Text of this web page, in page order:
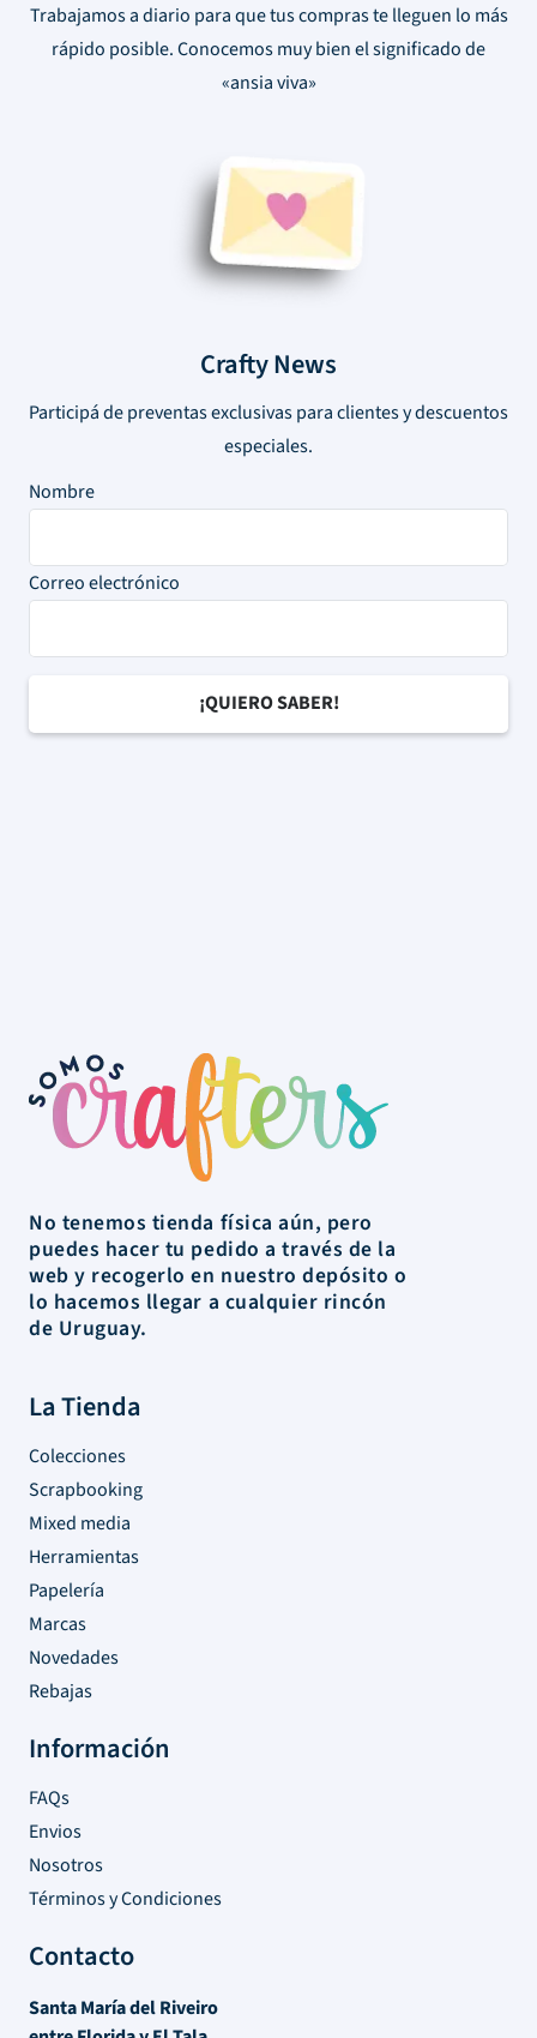
Trabajamos a diario para que tus compras te lleguen lo más
rápido posible. Conocemos muy bien el significado de
«ansia viva»
Crafty News
Participá de preventas exclusivas para clientes y descuentos
especiales.
Nombre
Correo electrónico
No tenemos tienda física aún, pero
puedes hacer tu pedido a través de la
web y recogerlo en nuestro depósito o
lo hacemos llegar a cualquier rincón
de Uruguay.
La Tienda
Colecciones
Scrapbooking
Mixed media
Herramientas
Papelería
Marcas
Novedades
Rebajas
Información
FAQs
Envios
Nosotros
Términos y Condiciones
Contacto
Santa María del Riveiro